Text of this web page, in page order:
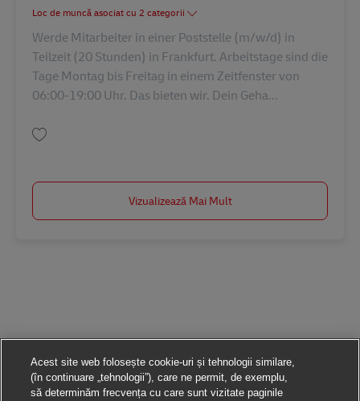
Loc de muncă asociat cu 2 categorii
Werde Mitarbeiter in einer Poststelle (m/w/d) in
Teilzeit (20 Stunden) in Frankfurt. Arbeitstage sind die
Tage Montag bis Freitag in einem Zeitfenster von
06:00-19:00 Uhr. Das bieten wir. Dein Geha...
Vizualizează Mai Mult
Acest site web folosește cookie-uri și tehnologii similare,
(în continuare „tehnologii”), care ne permit, de exemplu,
să determinăm frecvența cu care sunt vizitate paginile